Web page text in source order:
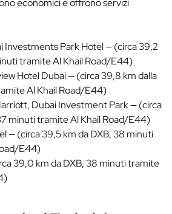
economici e offrono servizi
Investments Park Hotel — (circa 39,2
tramite Al Khail Road/E44)
Hotel Dubai — (circa 39,8 km dalla
Al Khail Road/E44)
Dubai Investment Park — (circa
minuti tramite Al Khail Road/E44)
— (circa 39,5 km da DXB, 38 minuti
E44)
39,0 km da DXB, 38 minuti tramite